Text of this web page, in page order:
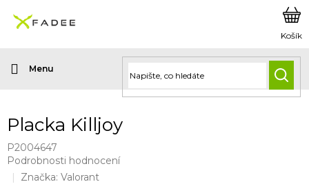
obsah
Placka Killjoy
P2004647
Průměrné
hodnocení
Podrobnosti hodnocení
Značka: Valorant